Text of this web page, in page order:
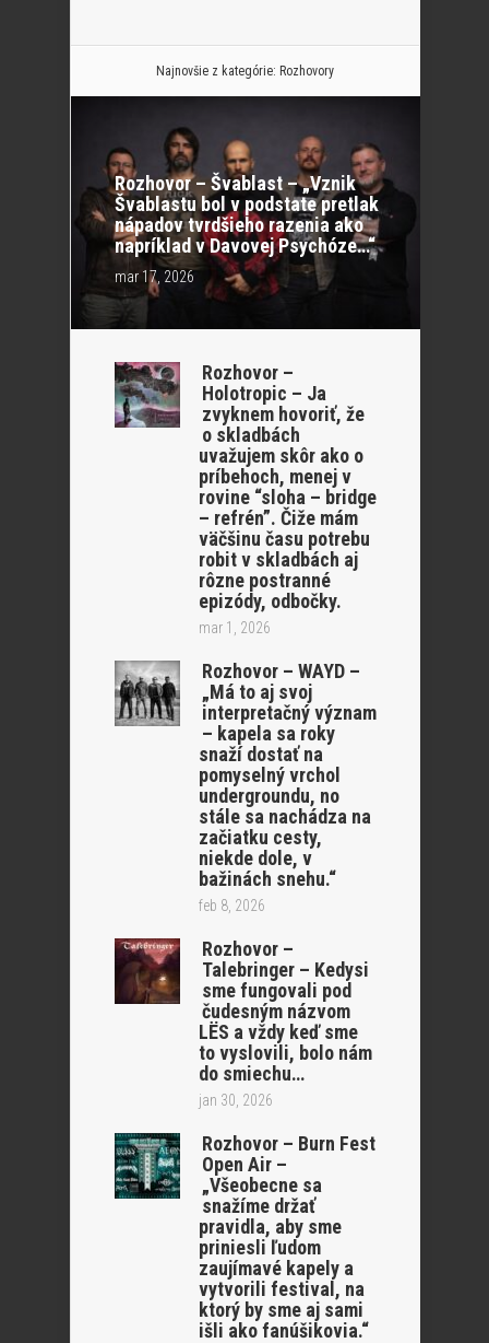
Najnovšie z kategórie: Rozhovory
Rozhovor – Švablast – „Vznik
Švablastu bol v podstate pretlak
nápadov tvrdšieho razenia ako
napríklad v Davovej Psychóze…“
mar 17, 2026
Rozhovor –
Holotropic – Ja
zvyknem hovoriť, že
o skladbách
uvažujem skôr ako o
príbehoch, menej v
rovine “sloha – bridge
– refrén”. Čiže mám
väčšinu času potrebu
robit v skladbách aj
rôzne postranné
epizódy, odbočky.
mar 1, 2026
Rozhovor – WAYD –
„Má to aj svoj
interpretačný význam
– kapela sa roky
snaží dostať na
pomyselný vrchol
undergroundu, no
stále sa nachádza na
začiatku cesty,
niekde dole, v
bažinách snehu.“
feb 8, 2026
Rozhovor –
Talebringer – Kedysi
sme fungovali pod
čudesným názvom
LËS a vždy keď sme
to vyslovili, bolo nám
do smiechu…
jan 30, 2026
Rozhovor – Burn Fest
Open Air –
„Všeobecne sa
snažíme držať
pravidla, aby sme
priniesli ľudom
zaujímavé kapely a
vytvorili festival, na
ktorý by sme aj sami
išli ako fanúšikovia.“